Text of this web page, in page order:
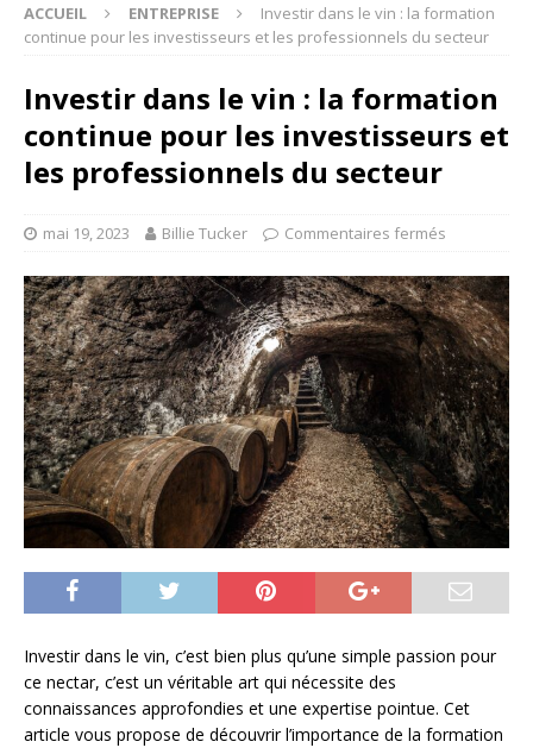
ACCUEIL ENTREPRISE
Investir dans le vin : la formation
continue pour les investisseurs et les professionnels du secteur
Investir dans le vin : la formation
continue pour les investisseurs et
les professionnels du secteur
mai 19, 2023 Billie Tucker Commentaires fermés
Investir dans le vin, c’est bien plus qu’une simple passion pour
ce nectar, c’est un véritable art qui nécessite des
connaissances approfondies et une expertise pointue. Cet
article vous propose de découvrir l’importance de la formation